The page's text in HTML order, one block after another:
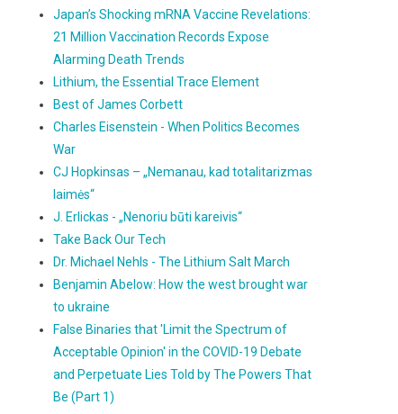
Japan’s Shocking mRNA Vaccine Revelations:
21 Million Vaccination Records Expose
Alarming Death Trends
Lithium, the Essential Trace Element
Best of James Corbett
Charles Eisenstein - When Politics Becomes
War
CJ Hopkinsas – „Nemanau, kad totalitarizmas
laimės“
J. Erlickas - „Nenoriu būti kareivis“
Take Back Our Tech
Dr. Michael Nehls - The Lithium Salt March
Benjamin Abelow: How the west brought war
to ukraine
False Binaries that 'Limit the Spectrum of
Acceptable Opinion' in the COVID-19 Debate
and Perpetuate Lies Told by The Powers That
Be (Part 1)